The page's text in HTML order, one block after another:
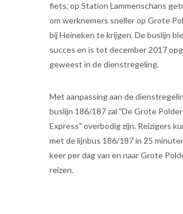
fiets, op Station Lammenschans
om werknemers sneller op Grote
bij Heineken te krijgen. De buslijn
succes en is tot december 2017
geweest in de dienstregeling.
Met aanpassing aan de
buslijn 186/187 zal "De Grote Polder
Express" overbodig zijn. Reizigers
met de lijnbus 186/187 in 25
keer per dag van en naar Grote
reizen.